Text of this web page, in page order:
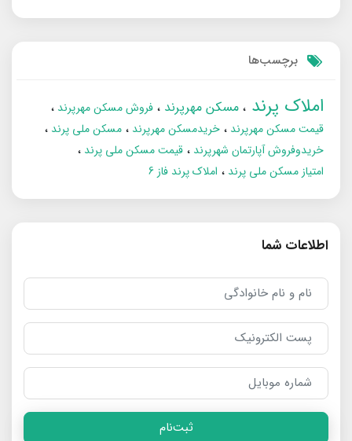
برچسب‌ها
املاک پرند مسکن مهرپرند
فروش مسکن مهرپرند
قیمت مسکن مهرپرند
خریدمسکن مهرپرند
مسکن ملی پرند
خریدوفروش آپارتمان شهرپرند
قیمت مسکن ملی پرند
امتیاز مسکن ملی پرند
املاک پرند فاز 6
اطلاعات شما
ثبت‌نام